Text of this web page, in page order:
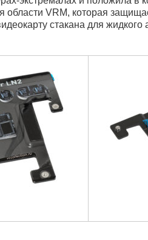
VRM, которая
стакана для жидкого